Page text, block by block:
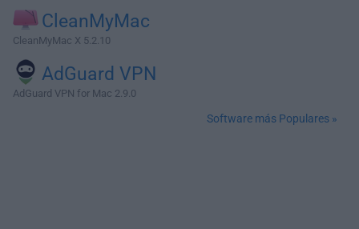
CleanMyMac
CleanMyMac X 5.2.10
AdGuard VPN
AdGuard VPN for Mac 2.9.0
Software más Populares »